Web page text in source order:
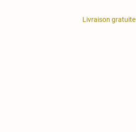
Livraison